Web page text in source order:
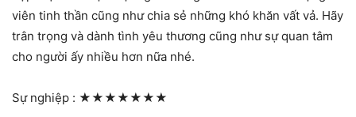
viên tinh thần cũng như chia sẻ những khó khăn vất vả. Hãy
trân trọng và dành tình yêu thương cũng như sự quan tâm
cho người ấy nhiều hơn nữa nhé.
Sự nghiệp : ★★★★★★★